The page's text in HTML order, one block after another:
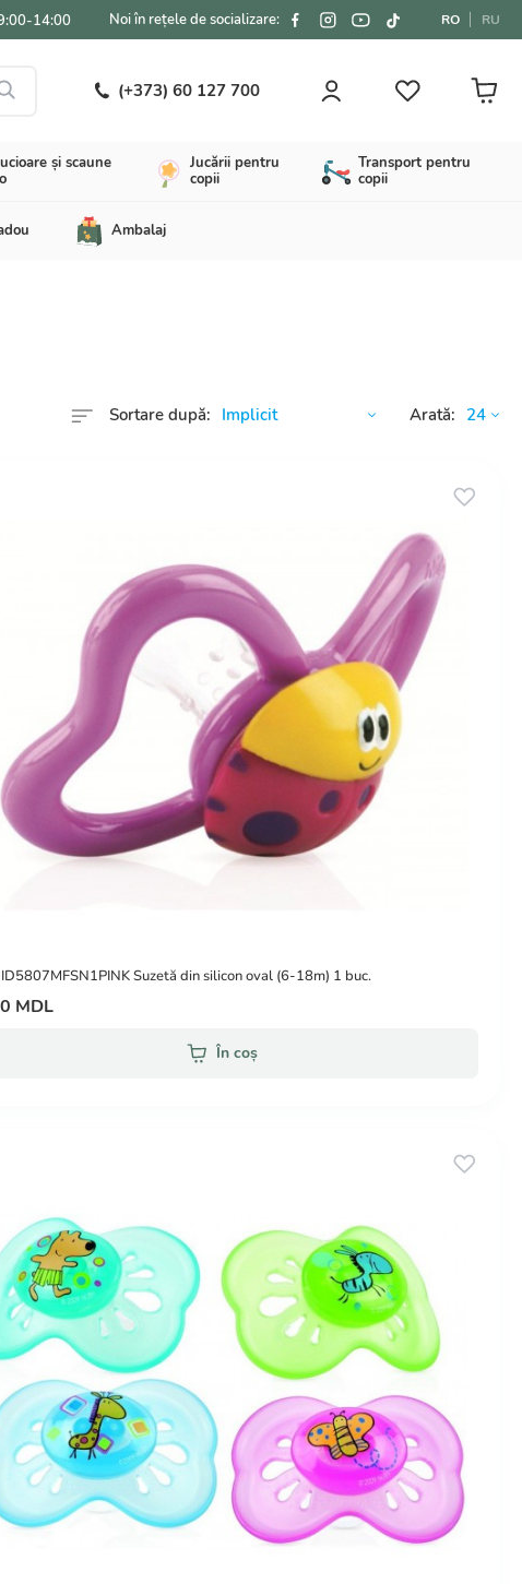
14:00 Noi în rețele de socializare: RO RU
(+373) 60 127 700
și scaune
Jucării pentru
copii
Transport pentru
copii
Ambalaj
Sortare după: Arată:
Suzetă din silicon oval (6-18m) 1 buc.
MDL
În coș